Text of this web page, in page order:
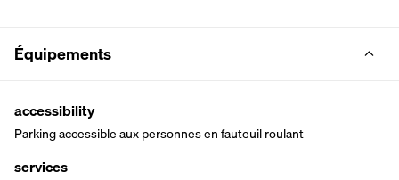
Équipements
accessibility
Parking accessible aux personnes en fauteuil roulant
services